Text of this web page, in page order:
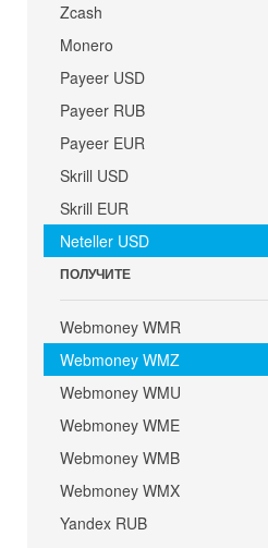
Zcash
Monero
Payeer USD
Payeer RUB
Payeer EUR
Skrill USD
Skrill EUR
Neteller USD
ПОЛУЧИТЕ
Webmoney WMR
Webmoney WMZ
Webmoney WMU
Webmoney WME
Webmoney WMB
Webmoney WMX
Yandex RUB